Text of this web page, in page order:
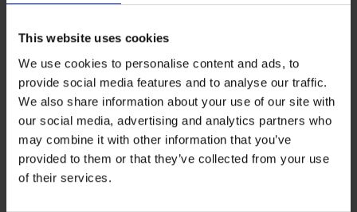
This website uses cookies
We use cookies to personalise content and ads, to
provide social media features and to analyse our traffic.
We also share information about your use of our site with
our social media, advertising and analytics partners who
may combine it with other information that you’ve
provided to them or that they’ve collected from your use
of their services.
Das florale Spitzendesign verleiht dem BH einen Hauch
Atmungsaktiv
Die leicht wattierten Cups aus Spacer-Material lassen die
Haut atmen.
Zuverlässig
Der stützende Seitenteil der Cups sorgt den ganzen Tag